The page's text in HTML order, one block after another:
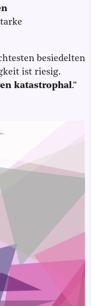
besiedelten
ist riesig.
katastrophal.“